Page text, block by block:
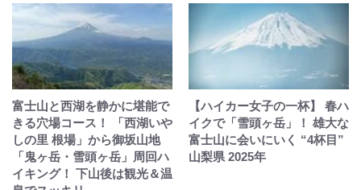
富士山と西湖を静かに堪能で
きる穴場コース！ 「西湖いや
しの里 根場」から御坂山地
「鬼ヶ岳・雪頭ヶ岳」周回ハ
イキング！ 下山後は観光＆温
【ハイカー女子の一杯】 春ハ
イクで「雪頭ヶ岳」！ 雄大な
富士山に会いにいく “4杯目”
山梨県 2025年